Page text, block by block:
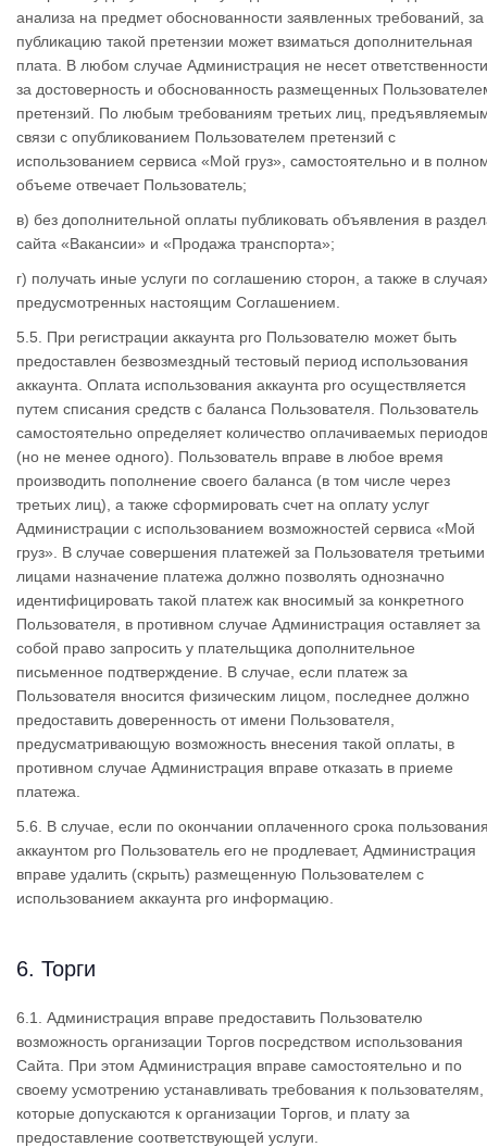
анализа на предмет обоснованности заявленных требований, за
публикацию такой претензии может взиматься дополнительная
плата. В любом случае Администрация не несет ответственности
за достоверность и обоснованность размещенных
претензий. По любым требованиям третьих лиц,
связи с опубликованием Пользователем претензий с
использованием сервиса «Мой груз», самостоятельно и в
объеме отвечает Пользователь;
в) без дополнительной оплаты публиковать объявления в
сайта «Вакансии» и «Продажа транспорта»;
г) получать иные услуги по соглашению сторон, а также в
предусмотренных настоящим Соглашением.
5.5. При регистрации аккаунта pro Пользователю может быть
предоставлен безвозмездный тестовый период использования
аккаунта. Оплата использования аккаунта pro осуществляется
путем списания средств с баланса Пользователя. Пользователь
самостоятельно определяет количество оплачиваемых периодов
(но не менее одного). Пользователь вправе в любое время
производить пополнение своего баланса (в том числе через
третьих лиц), а также сформировать счет на оплату услуг
Администрации с использованием возможностей сервиса «Мой
груз». В случае совершения платежей за Пользователя третьими
лицами назначение платежа должно позволять однозначно
идентифицировать такой платеж как вносимый за конкретного
Пользователя, в противном случае Администрация оставляет за
собой право запросить у плательщика дополнительное
письменное подтверждение. В случае, если платеж за
Пользователя вносится физическим лицом, последнее должно
предоставить доверенность от имени Пользователя,
предусматривающую возможность внесения такой оплаты, в
противном случае Администрация вправе отказать в приеме
платежа.
5.6. В случае, если по окончании оплаченного срока
аккаунтом pro Пользователь его не продлевает, Администрация
вправе удалить (скрыть) размещенную Пользователем с
использованием аккаунта pro информацию.
6. Торги
6.1. Администрация вправе предоставить Пользователю
возможность организации Торгов посредством использования
Сайта. При этом Администрация вправе самостоятельно и по
своему усмотрению устанавливать требования к пользователям,
которые допускаются к организации Торгов, и плату за
предоставление соответствующей услуги.